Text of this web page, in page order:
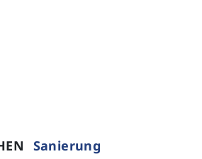
Sanierung